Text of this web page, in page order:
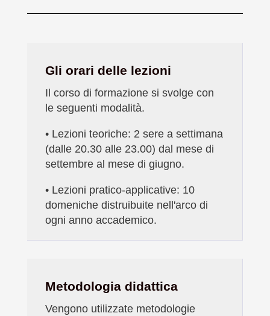
Gli orari delle lezioni
Il corso di formazione si svolge con
le seguenti modalità.
• Lezioni teoriche: 2 sere a settimana
(dalle 20.30 alle 23.00) dal mese di
settembre al mese di giugno.
• Lezioni pratico-applicative: 10
domeniche distruibuite nell'arco di
ogni anno accademico.
Metodologia didattica
Vengono utilizzate metodologie